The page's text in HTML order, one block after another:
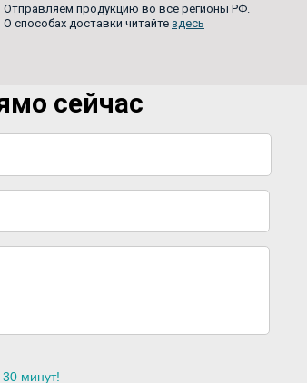
Отправляем продукцию во все регионы РФ.
О способах доставки читайте здесь
сейчас
минут!